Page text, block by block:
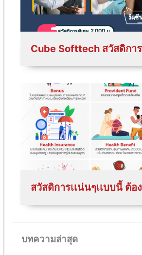
บทความล่าสุด